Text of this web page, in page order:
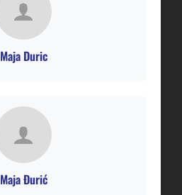
Maja Duric
Maja Đurić